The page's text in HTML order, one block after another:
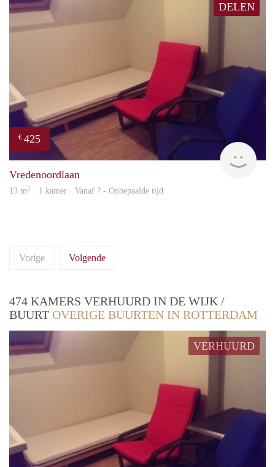
DELEN
€ 425
Vredenoordlaan
13 m2 · 1 kamer · Vanaf ? - Onbepaalde tijd
Vorige Volgende
474 KAMERS VERHUURD IN DE WIJK /
BUURT OVERIGE BUURTEN IN ROTTERDAM
VERHUURD